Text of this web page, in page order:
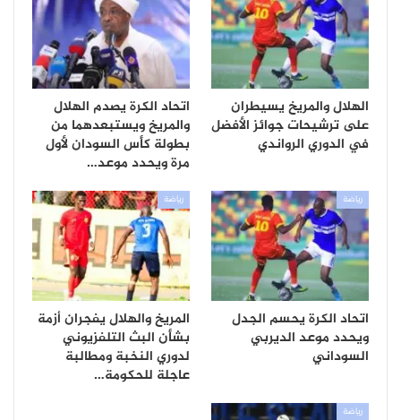
الهلال والمريخ يسيطران
على ترشيحات جوائز الأفضل
في الدوري الرواندي
اتحاد الكرة يصدم الهلال
والمريخ ويستبعدهما من
بطولة كأس السودان لأول
مرة ويحدد موعد…
رياضة
اتحاد الكرة يحسم الجدل
ويحدد موعد الديربي
السوداني
رياضة
المريخ والهلال يفجران أزمة
بشأن البث التلفزيوني
لدوري النخبة ومطالبة
عاجلة للحكومة…
رياضة